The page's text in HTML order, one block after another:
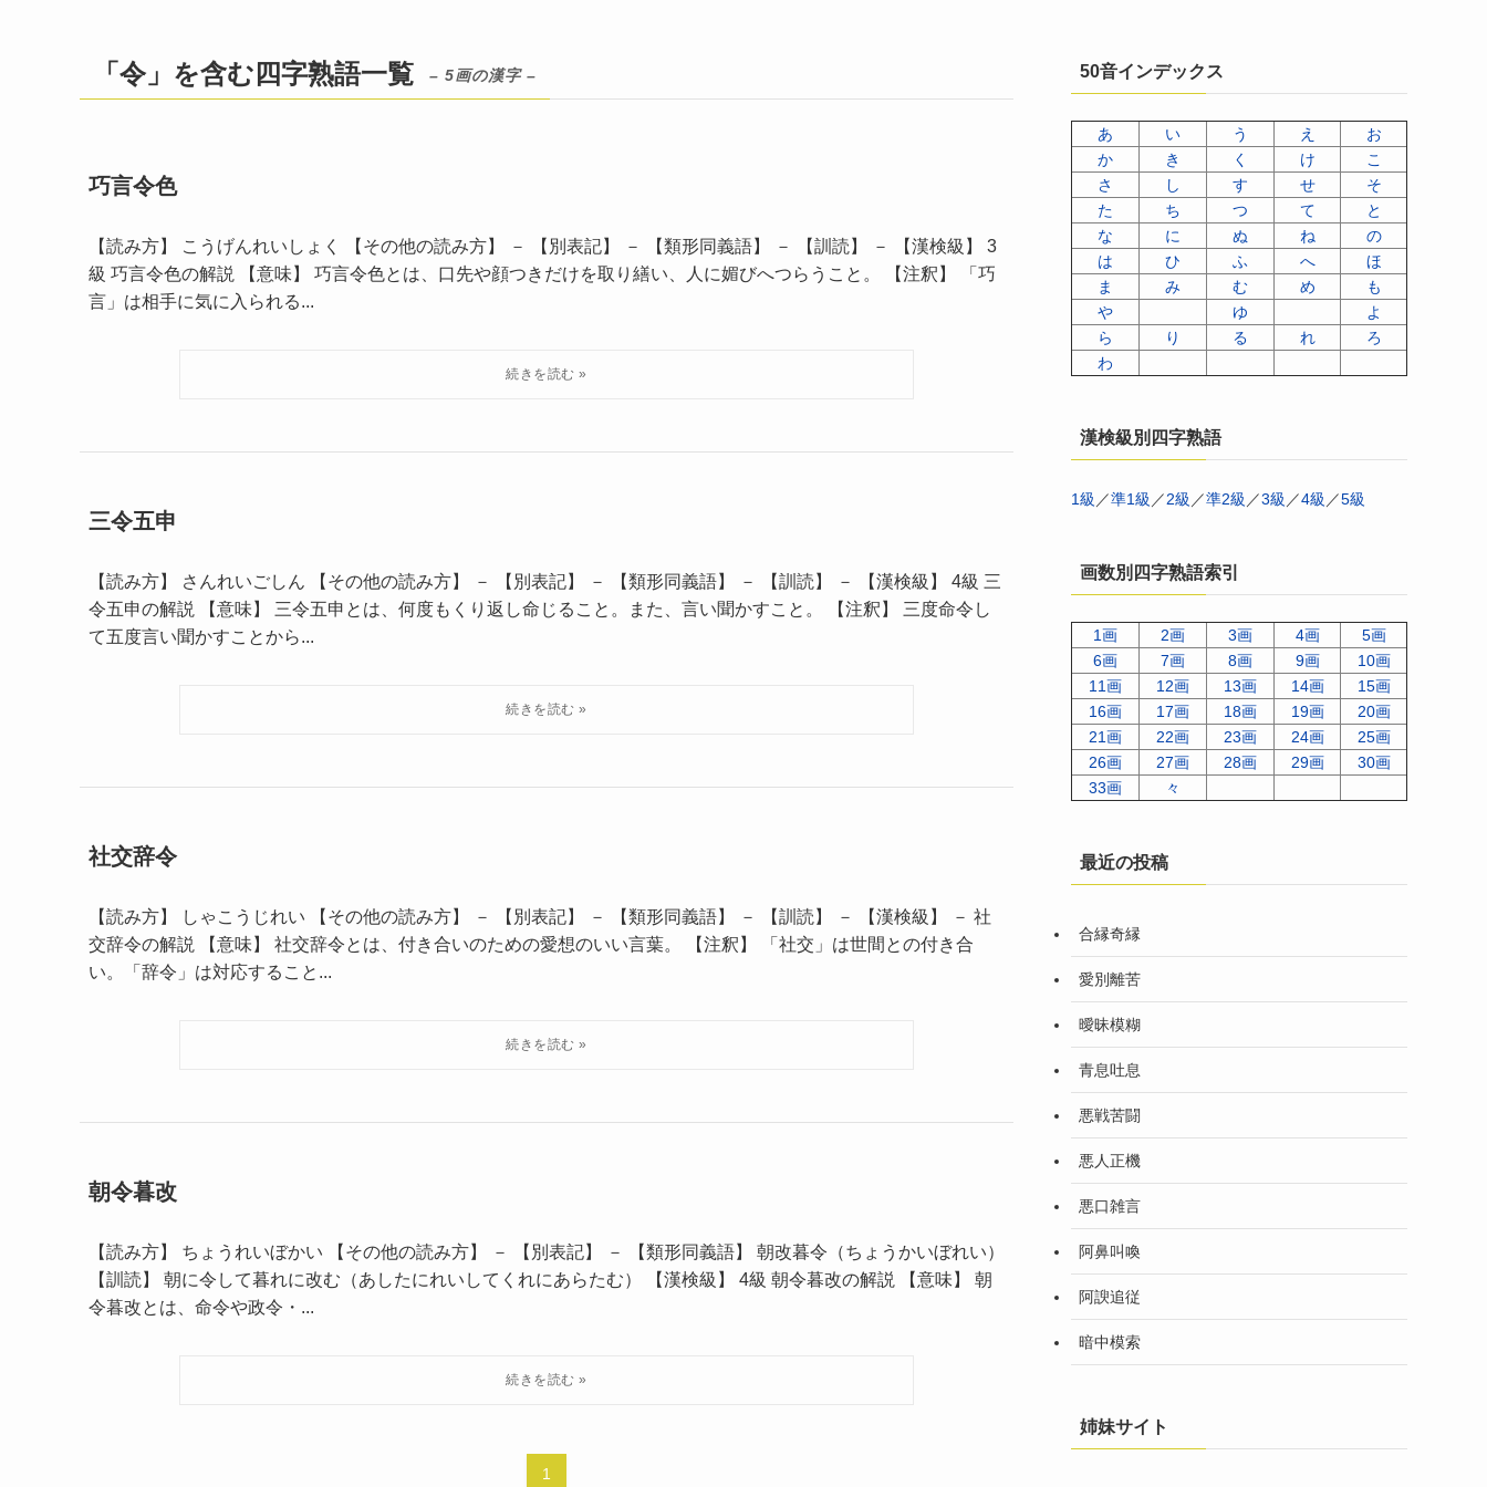
「令」を含む四字熟語一覧 – 5画の漢字 –
巧言令色
【読み方】 こうげんれいしょく 【その他の読み方】 － 【別表記】 － 【類形同義語】 － 【訓読】 － 【漢検級】 3
級 巧言令色の解説 【意味】 巧言令色とは、口先や顔つきだけを取り繕い、人に媚びへつらうこと。 【注釈】 「巧
言」は相手に気に入られる...
三令五申
【読み方】 さんれいごしん 【その他の読み方】 － 【別表記】 － 【類形同義語】 － 【訓読】 － 【漢検級】 4級 三
令五申の解説 【意味】 三令五申とは、何度もくり返し命じること。また、言い聞かすこと。 【注釈】 三度命令し
て五度言い聞かすことから...
社交辞令
【読み方】 しゃこうじれい 【その他の読み方】 － 【別表記】 － 【類形同義語】 － 【訓読】 － 【漢検級】 － 社
交辞令の解説 【意味】 社交辞令とは、付き合いのための愛想のいい言葉。 【注釈】 「社交」は世間との付き合
い。「辞令」は対応すること...
朝令暮改
【読み方】 ちょうれいぼかい 【その他の読み方】 － 【別表記】 － 【類形同義語】 朝改暮令（ちょうかいぼれい）
【訓読】 朝に令して暮れに改む（あしたにれいしてくれにあらたむ） 【漢検級】 4級 朝令暮改の解説 【意味】 朝
令暮改とは、命令や政令・...
1
50音インデックス
あ い う え
お
か
き く け
こ
さ
し す せ
そ
た
ち つ て
と
な
に ぬ ね
の
は
ひ ふ へ
ほ
ま
み む め
も
や
ゆ
よ
ら
り る れ
ろ
わ
漢検級別四字熟語
1級 ／準1級 ／2級 ／準2級 ／3級 ／4級 ／5級
画数別四字熟語索引
1画 2画 3画 4画
5画
6画
7画 8画 9画
10画
11画
12画 13画 14画
15画
16画
17画 18画 19画
20画
21画
22画 23画 24画
25画
26画
27画 28画 29画
30画
33画
々
最近の投稿
合縁奇縁
愛別離苦
曖昧模糊
青息吐息
悪戦苦闘
悪人正機
悪口雑言
阿鼻叫喚
阿諛追従
暗中模索
姉妹サイト